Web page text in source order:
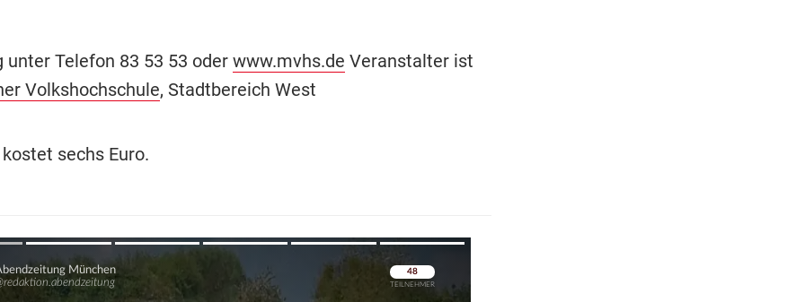
unter Telefon 83 53 53 oder www.mvhs.de Veranstalter ist
Volkshochschule, Stadtbereich West
sechs Euro.
Überspringen